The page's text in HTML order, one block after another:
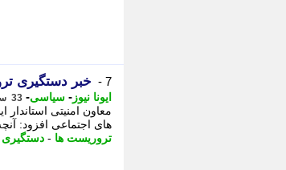
7 - خبر دستگیری
ایونا نیوز - سیاسی- 33 ساعت پیش - چهارشنبه 14 مرداد 1405، 13:56
معاون امنیتی
های اجتماعی افزود:
تروریست ها - دستگیری